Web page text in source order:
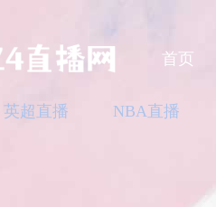
首页
英超直播 NBA直播